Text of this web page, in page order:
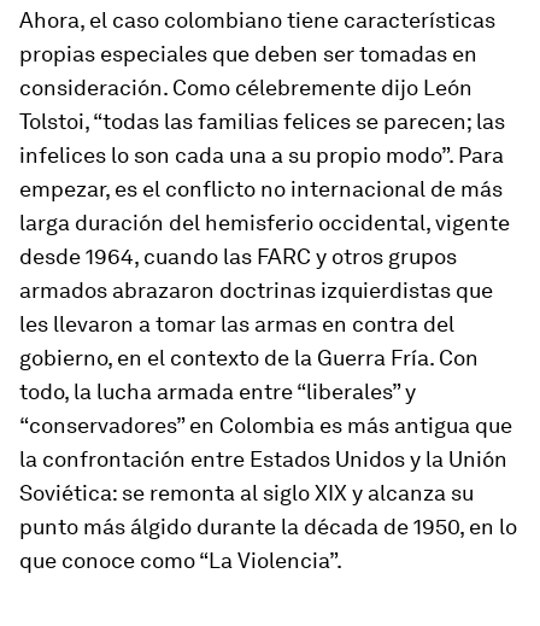
Ahora, el caso colombiano tiene características
propias especiales que deben ser tomadas en
consideración. Como célebremente dijo León
Tolstoi, “todas las familias felices se parecen; las
infelices lo son cada una a su propio modo”. Para
empezar, es el conflicto no internacional de más
larga duración del hemisferio occidental, vigente
desde 1964, cuando las FARC y otros grupos
armados abrazaron doctrinas izquierdistas que
les llevaron a tomar las armas en contra del
gobierno, en el contexto de la Guerra Fría. Con
todo, la lucha armada entre “liberales” y
“conservadores” en Colombia es más antigua que
la confrontación entre Estados Unidos y la Unión
Soviética: se remonta al siglo XIX y alcanza su
punto más álgido durante la década de 1950, en lo
que conoce como “La Violencia”.